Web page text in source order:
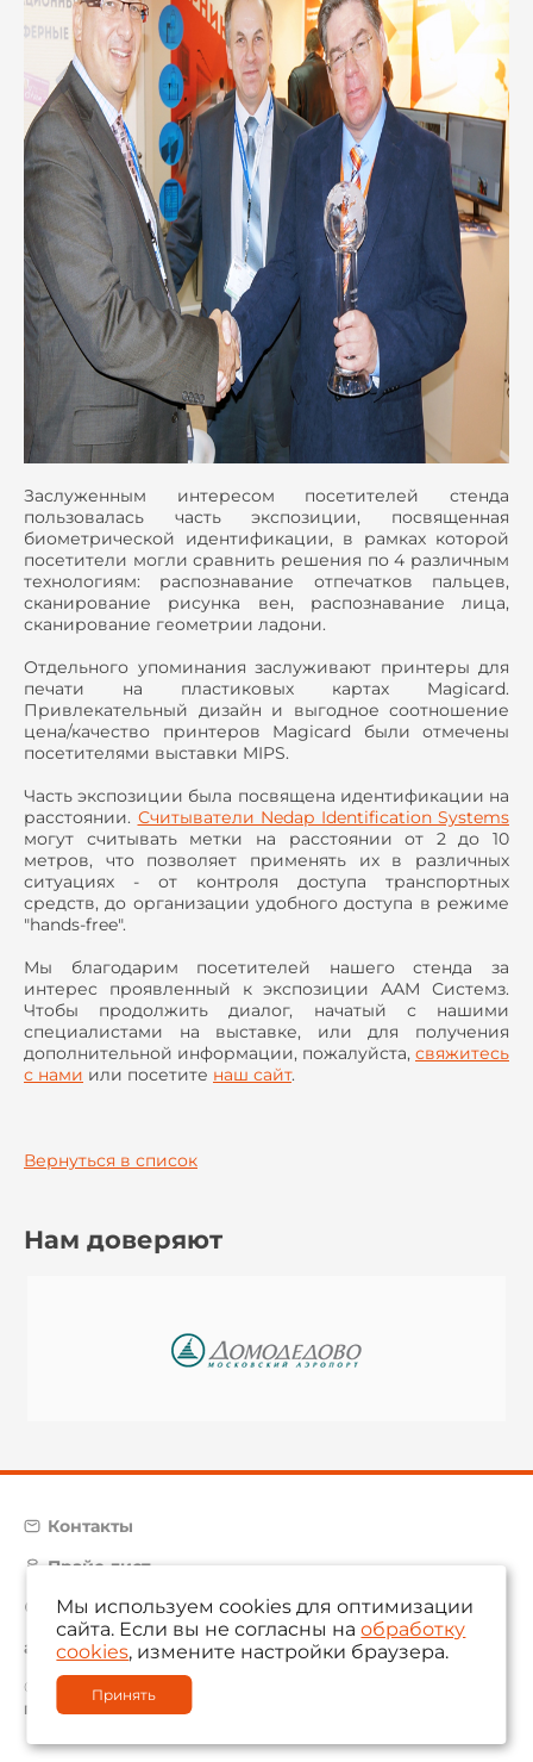
Заслуженным интересом посетителей стенда
пользовалась часть экспозиции, посвященная
биометрической идентификации, в рамках которой
посетители могли сравнить решения по 4 различным
технологиям: распознавание отпечатков пальцев,
сканирование рисунка вен, распознавание лица,
сканирование геометрии ладони.
Отдельного упоминания заслуживают принтеры для
печати на пластиковых картах Magicard.
Привлекательный дизайн и выгодное соотношение
цена/качество принтеров Magicard были отмечены
посетителями выставки MIPS.
Часть экспозиции была посвящена идентификации на
расстоянии. Считыватели Nedap Identification Systems
могут считывать метки на расстоянии от 2 до 10
метров, что позволяет применять их в различных
ситуациях - от контроля доступа транспортных
средств, до организации удобного доступа в режиме
"hands-free".
Мы благодарим посетителей нашего стенда за
интерес проявленный к экспозиции ААМ Системз.
Чтобы продолжить диалог, начатый с нашими
специалистами на выставке, или для получения
дополнительной информации, пожалуйста, свяжитесь
с нами или посетите наш сайт.
Вернуться в список
Нам доверяют
Контакты
Прайс-лист
Карта сайта
aam@aamsystems.ru
© 2004 — 2026 «AAM Systems»
Политика обработки персональных данных
Мы используем cookies для оптимизации
сайта. Если вы не согласны наобработку
cookies, измените настройки браузера.
Принять